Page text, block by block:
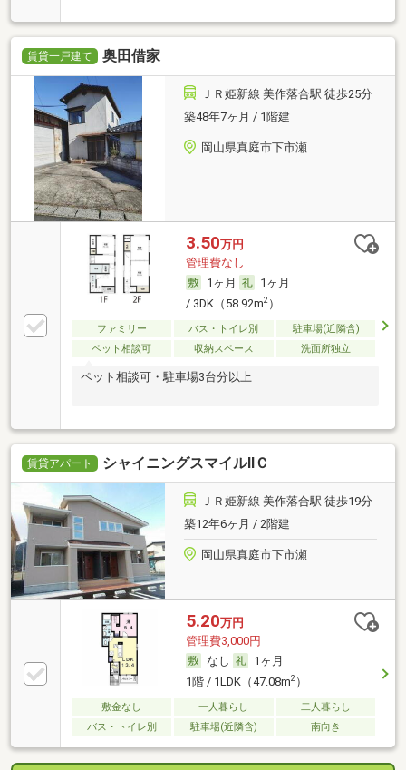
賃貸一戸建て 奥田借家
ＪＲ姫新線 美作落合駅 徒歩25分
築48年7ヶ月 / 1階建
岡山県真庭市下市瀬
3.50万円
管理費なし
1ヶ月
1ヶ月
/ 3DK（58.92m2）
ファミリー バス・トイレ別
駐車場(近隣含)
ペット相談可
収納スペース 洗面所独立
ペット相談可・駐車場3台分以上
賃貸アパート シャイニングスマイルⅡＣ
ＪＲ姫新線 美作落合駅 徒歩19分
築12年6ヶ月 / 2階建
岡山県真庭市下市瀬
5.20万円
管理費3,000円
なし
1ヶ月
1階 / 1LDK（47.08m2）
敷金なし 一人暮らし
二人暮らし
バス・トイレ別
駐車場(近隣含) 南向き